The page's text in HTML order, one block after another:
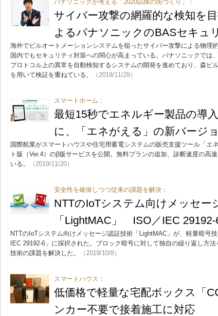
パナソニックが考える「2020以降の街づくり」：
サイバー攻撃の網羅的な検知を
よるパナソニックのBASセキュ
海外でビルオートメーションシステムを狙ったサイバー攻撃による物理
国内でもセキュリティ対策への関心が高まっている。パナソニックでは
プロトコル上の異常を自動検知するシステムの開発を進めており、森ビ
を用いて検証を重ねている。
（2019/11/29）
スマートホーム：
最短15秒でエネルギー製品の導
に、「エネがえる」の新バージ
国際航業がスマートハウスや住宅用蓄電システムの販売支援ツール「エ
ト版（Ver.4）のβ版サービスを公開。無料プランの追加、診断速度の高
いる。
（2019/11/20）
安全性を確保しつつ従来の課題を解決：
NTTのIoTシステム向けメッセー
「LightMAC」 ISO／IEC
NTTのIoTシステム向けメッセージ認証技術「LightMAC」が、軽量暗号
IEC 29192-6」に採択された。ブロック暗号に対して独自の繰り返し方
技術の課題を解決した。
（2019/10/8）
スマートハウス：
低価格で軽量な宅配ボックス「
ンカー不要で接着施工に対応